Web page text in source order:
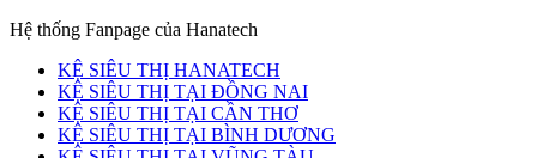
Hệ thống Fanpage của Hanatech
KỆ SIÊU THỊ HANATECH
KỆ SIÊU THỊ TẠI ĐỒNG NAI
KỆ SIÊU THỊ TẠI CẦN THƠ
KỆ SIÊU THỊ TẠI BÌNH DƯƠNG